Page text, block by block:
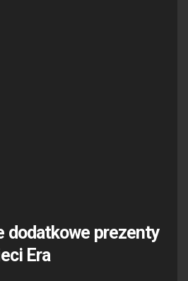
dodatkowe prezenty
Era